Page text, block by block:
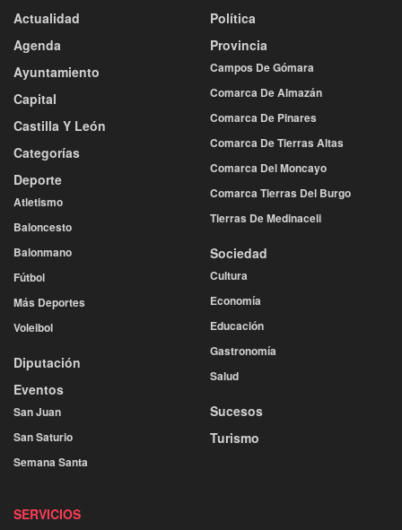
Actualidad
Agenda
Ayuntamiento
Capital
Castilla Y León
Categorías
Deporte
Atletismo
Baloncesto
Balonmano
Fútbol
Más Deportes
Voleibol
Diputación
Eventos
San Juan
San Saturio
Semana Santa
Política
Provincia
Campos De Gómara
Comarca De Almazán
Comarca De Pinares
Comarca De Tierras Altas
Comarca Del Moncayo
Comarca Tierras Del Burgo
Tierras De Medinaceli
Sociedad
Cultura
Economía
Educación
Gastronomía
Salud
Sucesos
Turismo
SERVICIOS